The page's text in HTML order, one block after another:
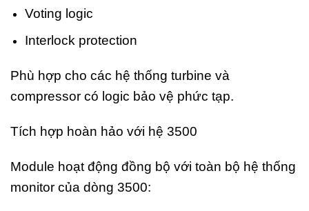
Voting logic
Interlock protection
Phù hợp cho các hệ thống turbine và
compressor có logic bảo vệ phức tạp.
Tích hợp hoàn hảo với hệ 3500
Module hoạt động đồng bộ với toàn bộ hệ thống
monitor của dòng 3500: